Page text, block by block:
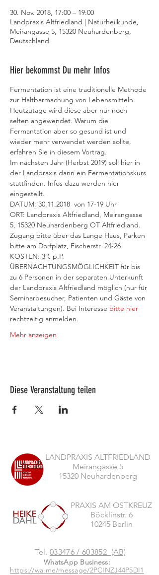
30. Nov. 2018, 17:00 – 19:00
Landpraxis Altfriedland | Naturheilkunde,
Meirangasse 5, 15320 Neuhardenberg,
Deutschland
Hier bekommst Du mehr Infos
Fermentation ist eine traditionelle Methode
zur Haltbarmachung von Lebensmitteln.
Heutzutage wird diese aber nur noch
selten angewendet. Warum die
Fermantation aber so gesund ist und
wieder mehr verwendet werden sollte,
erfahren Sie in diesem Vortrag.
Im nächsten Jahr (Herbst 2019) soll hier in
der Landpraxis dann ein Fermentationskurs
stattfinden. Infos dazu werden hier
eingestellt.
DATUM: 30.11.2018  von 17-19 Uhr
ORT: Landpraxis Altfriedland, Meirangasse
5, 15320 Neuhardenberg OT Altfriedland.
Zugang bitte über das Lange Haus, Parken
bitte am Dorfplatz, Fischerstr. 24-26
KOSTEN: 3 € p.P.
ÜBERNACHTUNGSMÖGLICHKEIT für bis
zu 6 Personen in der separaten Unterkunft
der Landpraxis Altfriedland möglich (nur für
Seminarbesucher, Patienten und Gäste von
Veranstaltungen). Bei Interesse bitte hier
rechtzeitig anmelden.
Mehr anzeigen
Diese Veranstaltung teilen
LANDPRAXIS ALTFRIEDLAND
Meirangasse 5
15320 Neuhardenberg
PRAXIS AM OSTKREUZ
Böcklinstr. 6
10245 Berlin
Tel.033476 / 603852 (AB)
WhatsApp Business:
https://wa.me/message/2PCINZJ44P5DI1